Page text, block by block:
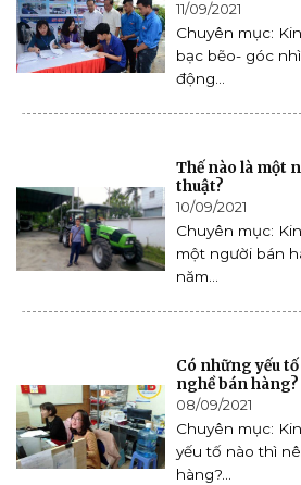
11/09/2021
Chuyên mục:
bạc bẽo- góc
động...
Thế nào là một
thuật?
10/09/2021
Chuyên mục:
một người bán
năm...
Có những yếu
nghề bán hàng?
08/09/2021
Chuyên mục:
yếu tố nào thì
hàng?...